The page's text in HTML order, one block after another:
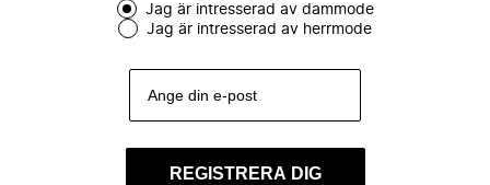
Jag är intresserad av dammode
Jag är intresserad av herrmode
REGISTRERA DIG